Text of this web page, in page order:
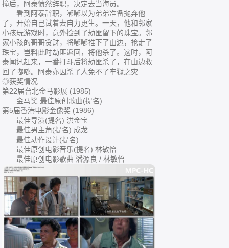
撞后，阿泰愤然辞职，决定去当海员。
看到阿泰辞职，嘟嘟以为弟弟准备抛弃他
了，开始自己试着去自力更生。一天，他和邻家
小孩玩游戏时，意外捡到了劫匪留下的珠宝。邻
家小孩的哥哥贪财，将嘟嘟推下了山边，抢走了
珠宝，岂料此时劫匪返回，将他杀了。这时，阿
泰闻讯赶来，一番打斗后将劫匪杀了，在山边救
回了嘟嘟。阿泰亦因杀了人免不了牢狱之灾……
◎获奖情况
第22届台北金马影展 (1985)
金马奖 最佳原创歌曲(提名)
第5届香港电影金像奖 (1986)
最佳导演(提名) 洪金宝
最佳男主角(提名) 成龙
最佳动作设计(提名)
最佳原创电影音乐(提名) 林敏怡
最佳原创电影歌曲 潘源良 / 林敏怡